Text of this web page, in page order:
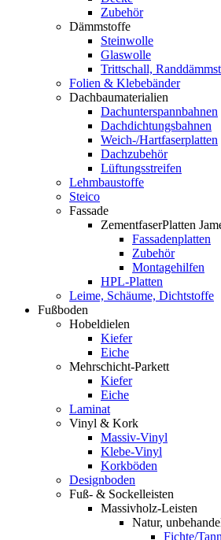
Zubehör
Dämmstoffe
Steinwolle
Glaswolle
Trittschall,
Folien & Klebebänder
Dachbaumaterialien
Dachunterspannbahnen
Dachdichtungsbahnen
Weich-/Hartfaserplatten
Dachzubehör
Lüftungsstreifen
Lehmbaustoffe
Steico
Fassade
ZementfaserPlatten
Fassadenplatten
Zubehör
Montagehilfen
HPL-Platten
Leime, Schäume, Dichtstoffe
Fußboden
Hobeldielen
Kiefer
Eiche
Mehrschicht-Parkett
Kiefer
Eiche
Laminat
Vinyl & Kork
Massiv-Vinyl
Klebe-Vinyl
Korkböden
Designboden
Fuß- & Sockelleisten
Massivholz-Leisten
Natur,
Fichte/